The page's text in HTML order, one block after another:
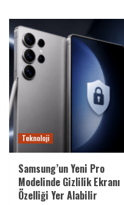
Teknoloji
Samsung’un Yeni Pro
Modelinde Gizlilik Ekranı
Özelliği Yer Alabilir